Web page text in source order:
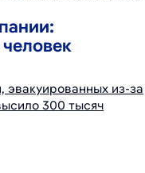
из-за
300 тысяч